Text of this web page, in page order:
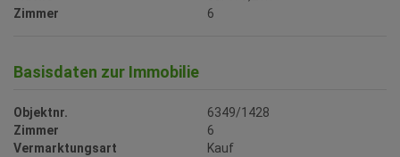
Zimmer 6
Basisdaten zur Immobilie
Objektnr.
6349/1428
Zimmer
6
Vermarktungsart
Kauf